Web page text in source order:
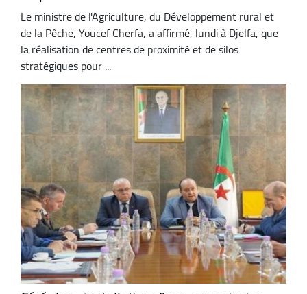
Le ministre de l'Agriculture, du Développement rural et
de la Pêche, Youcef Cherfa, a affirmé, lundi à Djelfa, que
la réalisation de centres de proximité et de silos
stratégiques pour ...